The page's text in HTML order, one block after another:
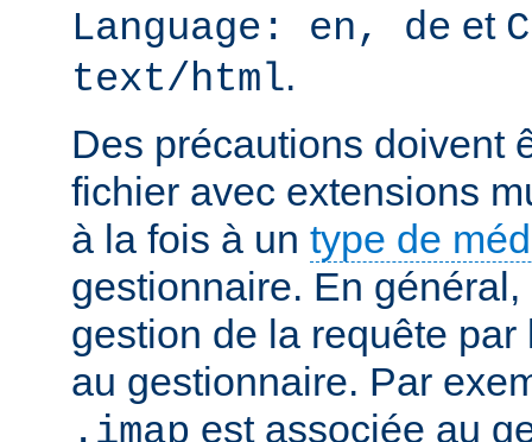
Language: en, de et
text/html.
Des précautions doivent
fichier avec extensions
à la fois à un type de
gestionnaire. En
gestion de la requête
au gestionnaire. Par
.imap est associée au